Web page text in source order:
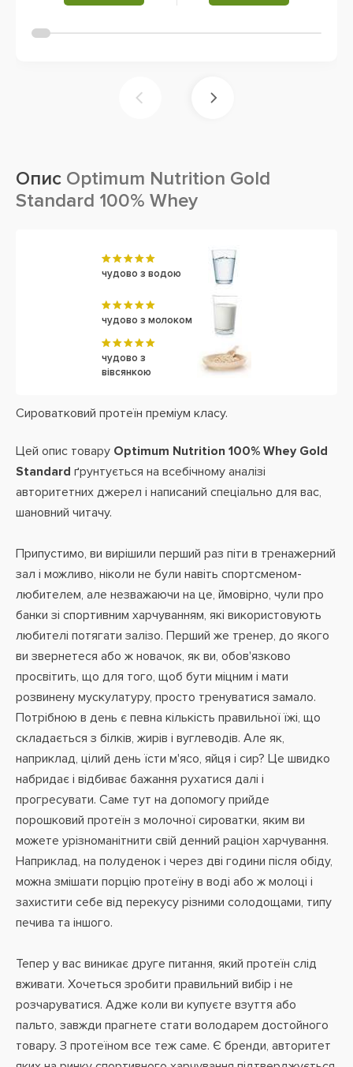
Опис Optimum Nutrition Gold
Standard 100% Whey
чудово з водою
чудово з молоком
чудово з
вівсянкою
Сироватковий протеїн преміум класу.
Цей опис товару Optimum Nutrition 100% Whey Gold
Standard ґрунтується на всебічному аналізі
авторитетних джерел і написаний спеціально для вас,
шановний читачу.
Припустимо, ви вирішили перший раз піти в тренажерний
зал і можливо, ніколи не були навіть спортсменом-
любителем, але незважаючи на це, ймовірно, чули про
банки зі спортивним харчуванням, які використовують
любителі потягати залізо. Перший же тренер, до якого
ви звернетеся або ж новачок, як ви, обов'язково
просвітить, що для того, щоб бути міцним і мати
розвинену мускулатуру, просто тренуватися замало.
Потрібною в день є певна кількість правильної їжі, що
складається з білків, жирів і вуглеводів. Але як,
наприклад, цілий день їсти м'ясо, яйця і сир? Це швидко
набридає і відбиває бажання рухатися далі і
прогресувати. Саме тут на допомогу прийде
порошковий протеїн з молочної сироватки, яким ви
можете урізноманітнити свій денний раціон харчування.
Наприклад, на полуденок і через дві години після обіду,
можна змішати порцію протеїну в воді або ж молоці і
захистити себе від перекусу різними солодощами, типу
печива та іншого.
Тепер у вас виникає друге питання, який протеїн слід
вживати. Хочеться зробити правильний вибір і не
розчаруватися. Адже коли ви купуєте взуття або
пальто, завжди прагнете стати володарем достойного
товару. З протеїном все теж саме. Є бренди, авторитет